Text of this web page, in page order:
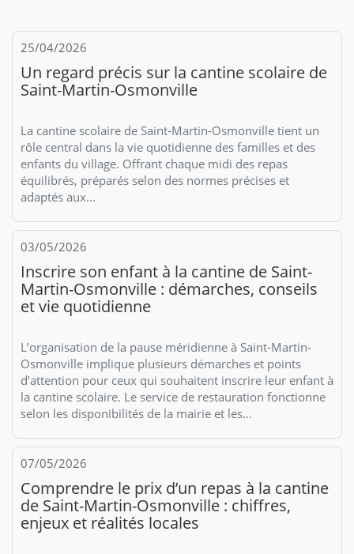
25/04/2026
Un regard précis sur la cantine scolaire de
Saint-Martin-Osmonville
La cantine scolaire de Saint-Martin-Osmonville tient un
rôle central dans la vie quotidienne des familles et des
enfants du village. Offrant chaque midi des repas
équilibrés, préparés selon des normes précises et
adaptés aux...
03/05/2026
Inscrire son enfant à la cantine de Saint-
Martin-Osmonville : démarches, conseils
et vie quotidienne
L’organisation de la pause méridienne à Saint-Martin-
Osmonville implique plusieurs démarches et points
d’attention pour ceux qui souhaitent inscrire leur enfant à
la cantine scolaire. Le service de restauration fonctionne
selon les disponibilités de la mairie et les...
07/05/2026
Comprendre le prix d’un repas à la cantine
de Saint-Martin-Osmonville : chiffres,
enjeux et réalités locales